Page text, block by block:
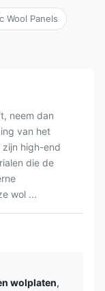
Wool Panels
neem dan
van het
high-end
die de
wol ...
wolplaten,